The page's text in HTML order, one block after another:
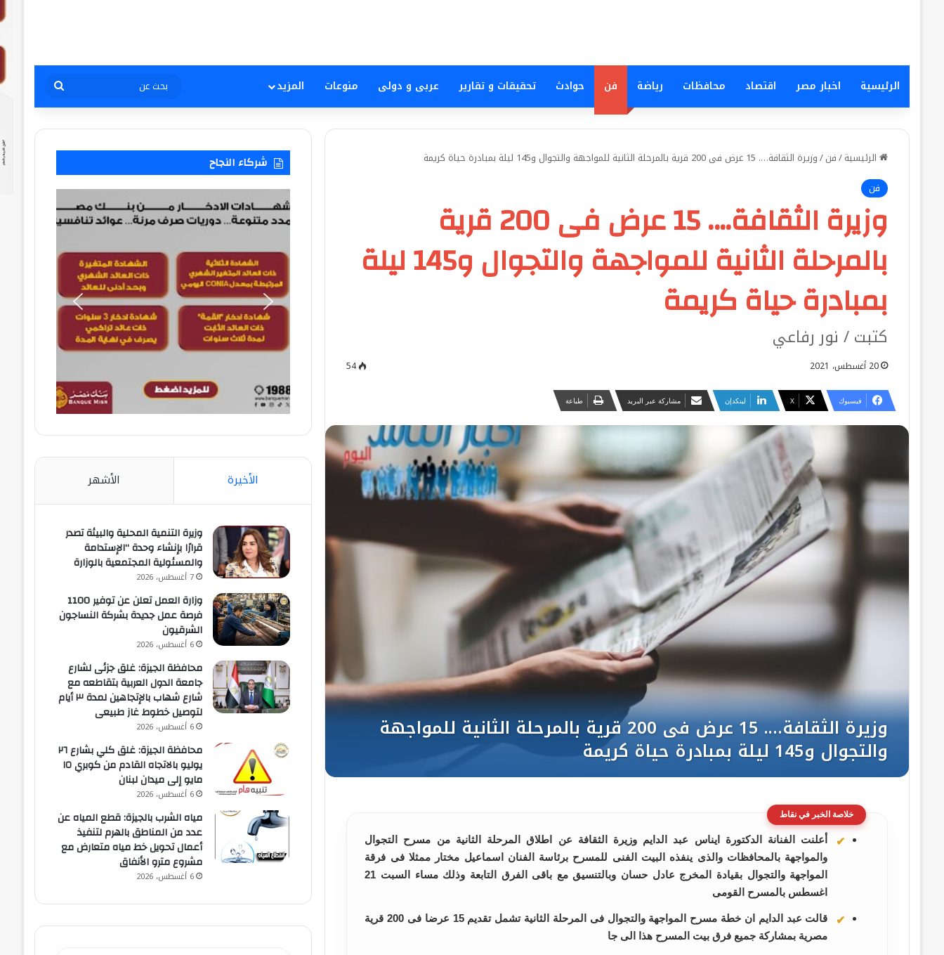
الرئيسية اخبار مصر اقتصاد محافظات رياضة فن حوادث تحقيقات و تقارير عربى و دولى منوعات المزيد
بحث
عن
الرئيسية/فن/وزيرة الثقافة…. 15 عرض فى 200 قرية بالمرحلة الثانية للمواجهة والتجوال و145 ليلة بمبادرة حياة كريمة
فن
وزيرة الثقافة…. 15 عرض فى 200 قرية
بالمرحلة الثانية للمواجهة والتجوال و145 ليلة
بمبادرة حياة كريمة
كتبت / نور رفاعي
20 أغسطس، 2021 54
فيسبوك ‫X لينكدإن مشاركة عبر البريد طباعة
خلاصة الخبر في نقاط
أعلنت الفنانة الدكتورة ايناس عبد الدايم وزيرة الثقافة عن اطلاق المرحلة الثانية من مسرح التجوال
والمواجهة بالمحافظات والذى ينفذه البيت الفنى للمسرح برئاسة الفنان اسماعيل مختار ممثلا فى فرقة
المواجهة والتجوال بقيادة المخرج عادل حسان وبالتنسيق مع باقى الفرق التابعة وذلك مساء السبت 21
اغسطس بالمسرح القومى
قالت عبد الدايم ان خطة مسرح المواجهة والتجوال فى المرحلة الثانية تشمل تقديم 15 عرضا فى 200 قرية
مصرية بمشاركة جميع فرق بيت المسرح هذا الى جا
شركاء النجاح
الأخيرة الأشهر
وزيرة التنمية المحلية والبيئة تصدر
قرارًا بإنشاء وحدة “الإستدامة
والمسئولية المجتمعية بالوزارة
7 أغسطس، 2026
وزارة العمل تعلن عن توفير 1100
فرصة عمل جديدة بشركة النساجون
الشرقيون
6 أغسطس، 2026
محافظة الجيزة: غلق جزئى لشارع
جامعة الدول العربية بتقاطعه مع
شارع شهاب بالإتجاهين لمدة ٣ أيام
لتوصيل خطوط غاز طبيعى
6 أغسطس، 2026
محافظة الجيزة: غلق كلي بشارع ٢٦
يوليو بالاتجاه القادم من كوبري ١٥
مايو إلى ميدان لبنان
6 أغسطس، 2026
مياه الشرب بالجيزة: قطع المياه عن
عدد من المناطق بالهرم لتنفيذ
أعمال تحويل خط مياه متعارض مع
مشروع مترو الأنفاق
6 أغسطس، 2026